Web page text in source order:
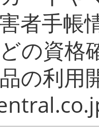
者手帳
の資格
の利用